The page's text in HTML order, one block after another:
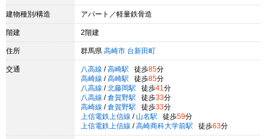
建物種別/構造 アパート／軽量鉄骨造
階建 2階建
住所 群馬県 高崎市 台新田町
交通 八高線 / 高崎駅 徒歩85分
高崎線 / 高崎駅 徒歩85分
八高線 / 北藤岡駅 徒歩41 分
八高線 / 倉賀野駅 徒歩33分
高崎線 / 倉賀野駅 徒歩33分
上信電鉄上信線 / 山名駅 徒歩59分
上信電鉄上信線 / 高崎商科大学前駅 徒歩63分